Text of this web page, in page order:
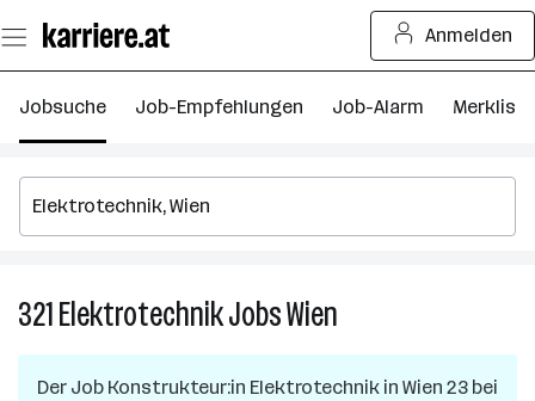
Seiteninhalt
springen
Anmelden
Jobsuche Job-Empfehlungen Job-Alarm Merkliste
321ElektrotechnikJobsWien
in
Der Job Konstrukteur:in Elektrotechnik in Wien 23 bei